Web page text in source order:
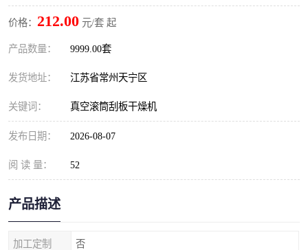
价格： 212.00 元/套 起
产品数量： 9999.00套
发货地址： 江苏省常州天宁区
关键词： 真空滚筒刮板干燥机
发布日期： 2026-08-07
阅 读 量： 52
产品描述
加工定制 否